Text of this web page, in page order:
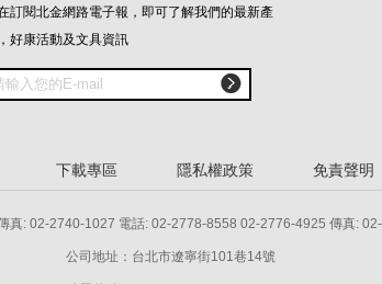
訂閱北金網路電子報，即可了解我們的最新產
好康活動及文具資訊

下載專區 隱私權政策 免責聲明
真: 02-2740-1027 電話: 02-2778-8558 02-2776-4925 傳真:
公司地址：台北市遼寧街101巷14號